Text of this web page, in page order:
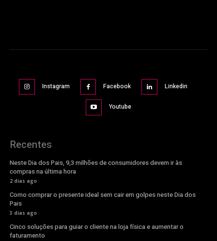
Instagram Facebook Linkedin
Youtube
Recentes
Neste Dia dos Pais, 9,3 milhões de consumidores devem ir às
compras na última hora
2 dias ago
Como comprar o presente ideal sem cair em golpes neste Dia dos
Pais
3 dias ago
Cinco soluções para guiar o cliente na loja física e aumentar o
faturamento